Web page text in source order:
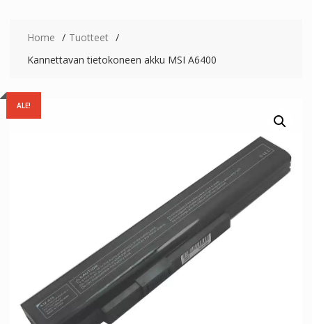
Home
Tuotteet
Kannettavan tietokoneen akku MSI A6400
ALE!